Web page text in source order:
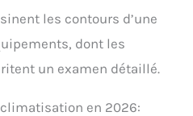
les contours d’une
dont les
un examen détaillé.
en 2026: